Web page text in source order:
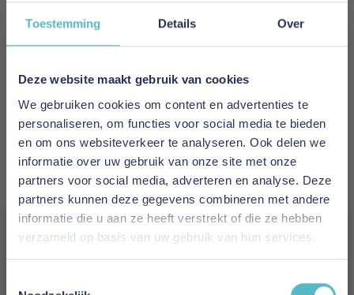
Toestemming Details Over
Deze website maakt gebruik van cookies
We gebruiken cookies om content en advertenties te
personaliseren, om functies voor social media te bieden
en om ons websiteverkeer te analyseren. Ook delen we
informatie over uw gebruik van onze site met onze
partners voor social media, adverteren en analyse. Deze
partners kunnen deze gegevens combineren met andere
informatie die u aan ze heeft verstrekt of die ze hebben
verzameld op basis van uw gebruik van hun services.
Meer informatie
Merk
Innovation Living
EAN
5700110968478
Prijs
€ 2.554,00
Levertijd